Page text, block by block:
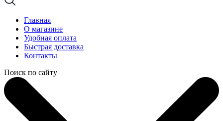
Главная
О магазине
Удобная оплата
Быстрая доставка
Контакты
Поиск по сайту